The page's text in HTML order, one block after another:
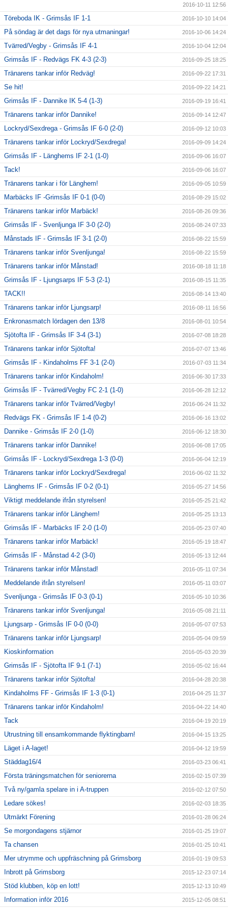
2016-10-11 12:56
Töreboda IK - Grimsås IF 1-1 2016-10-10 14:04
På söndag är det dags för nya utmaningar! 2016-10-06 14:24
Tvärred/Vegby - Grimsås IF 4-1 2016-10-04 12:04
Grimsås IF - Redvägs FK 4-3 (2-3) 2016-09-25 18:25
Tränarens tankar inför Redväg! 2016-09-22 17:31
Se hit! 2016-09-22 14:21
Grimsås IF - Dannike IK 5-4 (1-3) 2016-09-19 16:41
Tränarens tankar inför Dannike! 2016-09-14 12:47
Lockryd/Sexdrega - Grimsås IF 6-0 (2-0) 2016-09-12 10:03
Tränarens tankar inför Lockryd/Sexdrega! 2016-09-09 14:24
Grimsås IF - Länghems IF 2-1 (1-0) 2016-09-06 16:07
Tack! 2016-09-06 16:07
Tränarens tankar i för Länghem! 2016-09-05 10:59
Marbäcks IF -Grimsås IF 0-1 (0-0) 2016-08-29 15:02
Tränarens tankar inför Marbäck! 2016-08-26 09:36
Grimsås IF - Svenljunga IF 3-0 (2-0) 2016-08-24 07:33
Månstads IF - Grimsås IF 3-1 (2-0) 2016-08-22 15:59
Tränarens tankar inför Svenljunga! 2016-08-22 15:59
Tränarens tankar inför Månstad! 2016-08-18 11:18
Grimsås IF - Ljungsarps IF 5-3 (2-1) 2016-08-15 11:35
TACK!! 2016-08-14 13:40
Tränarens tankar inför Ljungsarp! 2016-08-11 16:56
Enkronasmatch lördagen den 13/8 2016-08-01 10:54
Sjötofta IF - Grimsås IF 3-4 (3-1) 2016-07-08 18:28
Tränarens tankar inför Sjötofta! 2016-07-07 13:46
Grimsås IF - Kindaholms FF 3-1 (2-0) 2016-07-03 11:34
Tränarens tankar inför Kindaholm! 2016-06-30 17:33
Grimsås IF - Tvärred/Vegby FC 2-1 (1-0) 2016-06-28 12:12
Tränarens tankar inför Tvärred/Vegby! 2016-06-24 11:32
Redvägs FK - Grimsås IF 1-4 (0-2) 2016-06-16 13:02
Dannike - Grimsås IF 2-0 (1-0) 2016-06-12 18:30
Tränarens tankar inför Dannike! 2016-06-08 17:05
Grimsås IF - Lockryd/Sexdrega 1-3 (0-0) 2016-06-04 12:19
Tränarens tankar inför Lockryd/Sexdrega! 2016-06-02 11:32
Länghems IF - Grimsås IF 0-2 (0-1) 2016-05-27 14:56
Viktigt meddelande ifrån styrelsen! 2016-05-25 21:42
Tränarens tankar inför Länghem! 2016-05-25 13:13
Grimsås IF - Marbäcks IF 2-0 (1-0) 2016-05-23 07:40
Tränarens tankar inför Marbäck! 2016-05-19 18:47
Grimsås IF - Månstad 4-2 (3-0) 2016-05-13 12:44
Tränarens tankar inför Månstad! 2016-05-11 07:34
Meddelande ifrån styrelsen! 2016-05-11 03:07
Svenljunga - Grimsås IF 0-3 (0-1) 2016-05-10 10:36
Tränarens tankar inför Svenljunga! 2016-05-08 21:11
Ljungsarp - Grimsås IF 0-0 (0-0) 2016-05-07 07:53
Tränarens tankar inför Ljungsarp! 2016-05-04 09:59
Kioskinformation 2016-05-03 20:39
Grimsås IF - Sjötofta IF 9-1 (7-1) 2016-05-02 16:44
Tränarens tankar inför Sjötofta! 2016-04-28 20:38
Kindaholms FF - Grimsås IF 1-3 (0-1) 2016-04-25 11:37
Tränarens tankar inför Kindaholm! 2016-04-22 14:40
Tack 2016-04-19 20:19
Utrustning till ensamkommande flyktingbarn! 2016-04-15 13:25
Läget i A-laget! 2016-04-12 19:59
Städdag16/4 2016-03-23 06:41
Första träningsmatchen för seniorerna 2016-02-15 07:39
Två ny/gamla spelare in i A-truppen 2016-02-12 07:50
Ledare sökes! 2016-02-03 18:35
Utmärkt Förening 2016-01-28 06:24
Se morgondagens stjärnor 2016-01-25 19:07
Ta chansen 2016-01-25 10:41
Mer utrymme och uppfräschning på Grimsborg 2016-01-19 09:53
Inbrott på Grimsborg 2015-12-23 07:14
Stöd klubben, köp en lott! 2015-12-13 10:49
Information inför 2016 2015-12-05 08:51